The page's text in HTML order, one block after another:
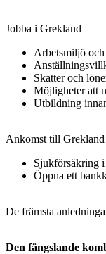
Jobba i Grekland
Arbetsmiljö
Skatter och
Möjligheter att
Utbildning
Ankomst till Grekland
Sjukförsäkring
Öppna ett
De främsta
Den fängslande